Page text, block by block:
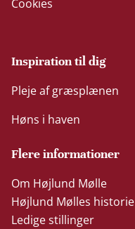
Cookies
Inspiration til dig
Pleje af græsplænen
Høns i haven
Flere informationer
Om Højlund Mølle
Højlund Mølles historie
Ledige stillinger